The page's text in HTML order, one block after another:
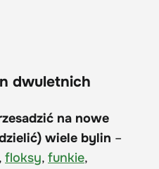
dwuletnich
na nowe
wiele bylin –
, floksy, funkie,